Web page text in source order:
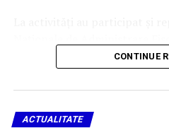
Gărzii Naționale de Mediu –
338 de kilograme
CONTINUE
ACTUALITATE